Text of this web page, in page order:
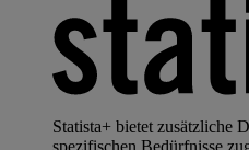
Statista+ bietet zusätzliche
spezifischen Bedürfnisse